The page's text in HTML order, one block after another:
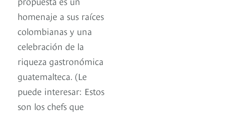
homenaje a sus raíces
colombianas y una
celebración de la
riqueza gastronómica
guatemalteca. (Le
puede interesar: Estos
son los chefs que